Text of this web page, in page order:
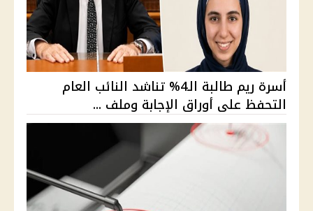
أسرة ريم طالبة الـ4% تناشد النائب العام
التحفظ على أوراق الإجابة وملف ...